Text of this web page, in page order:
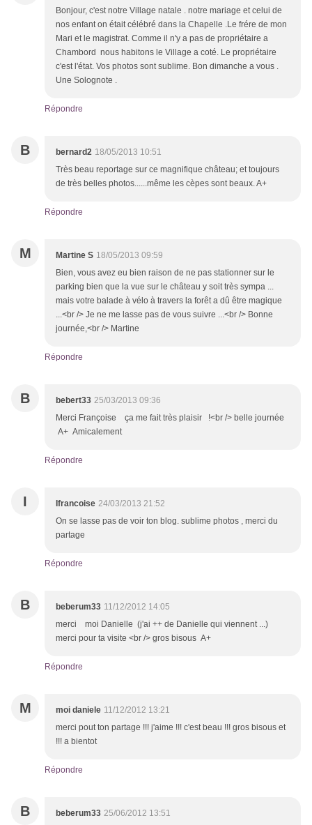
Bonjour, c'est notre Village natale . notre mariage et celui de
nos enfant on était célébré dans la Chapelle .Le frére de mon
Mari et le magistrat. Comme il n'y a pas de propriétaire a
Chambord nous habitons le Village a coté. Le propriétaire
c'est l'état. Vos photos sont sublime. Bon dimanche a vous .
Une Solognote .
Répondre
B bernard2 18/05/2013 10:51
Très beau reportage sur ce magnifique château; et toujours
de très belles photos......même les cèpes sont beaux. A+
Répondre
M Martine S 18/05/2013 09:59
Bien, vous avez eu bien raison de ne pas stationner sur le
parking bien que la vue sur le château y soit très sympa ...
mais votre balade à vélo à travers la forêt a dû être magique
...<br /> Je ne me lasse pas de vous suivre ...<br /> Bonne
journée,<br /> Martine
Répondre
B bebert33 25/03/2013 09:36
Merci Françoise ça me fait très plaisir !<br /> belle journée
A+ Amicalement
Répondre
I Ifrancoise 24/03/2013 21:52
On se lasse pas de voir ton blog. sublime photos , merci du
partage
Répondre
B beberum33 11/12/2012 14:05
merci moi Danielle (j'ai ++ de Danielle qui viennent ...)
merci pour ta visite <br /> gros bisous A+
Répondre
M moi daniele 11/12/2012 13:21
merci pout ton partage !!! j'aime !!! c'est beau !!! gros bisous et
!!! a bientot
Répondre
B beberum33 25/06/2012 13:51